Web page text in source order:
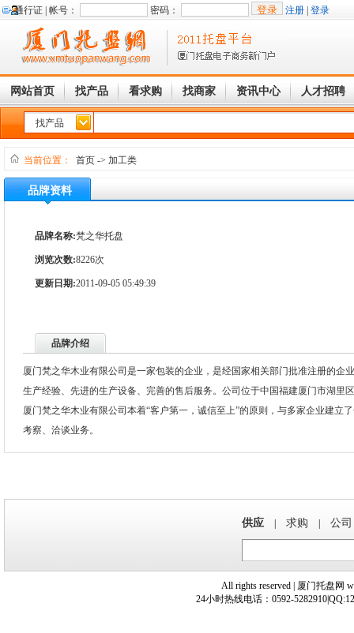
通行证 | 帐号： 密码： 注册 登录
网站首页 找产品 看求购 找商家 资讯中心 人才招聘
找产品
当前位置： 首页 -> 加工类
品牌资料
品牌名称:梵之华托盘
浏览次数:8226次
更新日期:2011-09-05 05:49:39
品牌介绍
厦门梵之华木业有限公司是一家包装的企业，是经国家相关部门批准注册的企
生产经验、先进的生产设备、完善的售后服务。公司位于中国福建厦门市湖里
厦门梵之华木业有限公司本着“客户第一，诚信至上”的原则，与多家企业建立
考察、洽谈业务。
供应 求购 公司
All rights reserved | 厦门托盘网
24小时热线电话：0592-